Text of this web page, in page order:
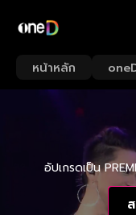
หน้าหลัก
อัปเกรดเป็น